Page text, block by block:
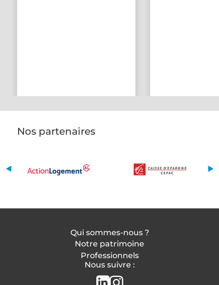
Nos partenaires
Qui sommes-nous ?
Notre patrimoine
Professionnels
Nous suivre :